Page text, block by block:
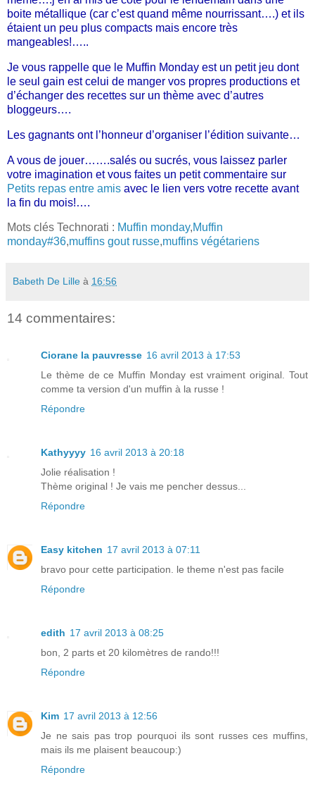
boite métallique (car c’est quand même nourrissant….) et ils
étaient un peu plus compacts mais encore très
mangeables!…..
Je vous rappelle que le Muffin Monday est un petit jeu dont
le seul gain est celui de manger vos propres productions et
d’échanger des recettes sur un thème avec d’autres
bloggeurs….
Les gagnants ont l’honneur d’organiser l’édition suivante…
A vous de jouer…….salés ou sucrés, vous laissez parler
votre imagination et vous faites un petit commentaire sur
Petits repas entre amis avec le lien vers votre recette avant
la fin du mois!….
Mots clés Technorati : Muffin monday,Muffin
monday#36,muffins gout russe,muffins végétariens
Babeth De Lille à 16:56
14 commentaires:
Ciorane la pauvresse 16 avril 2013 à 17:53
Le thème de ce Muffin Monday est vraiment original. Tout
comme ta version d'un muffin à la russe !
Répondre
Kathyyyy 16 avril 2013 à 20:18
Jolie réalisation !
Thème original ! Je vais me pencher dessus...
Répondre
Easy kitchen 17 avril 2013 à 07:11
bravo pour cette participation. le theme n'est pas facile
Répondre
edith 17 avril 2013 à 08:25
bon, 2 parts et 20 kilomètres de rando!!!
Répondre
Kim 17 avril 2013 à 12:56
Je ne sais pas trop pourquoi ils sont russes ces muffins,
mais ils me plaisent beaucoup:)
Répondre